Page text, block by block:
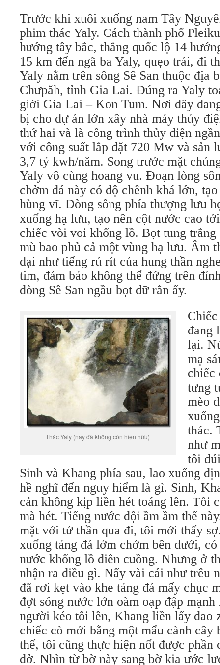
Trước khi xuôi xuống nam Tây
phim thác Yaly. Cách thành phố
hướng tây bắc, thẳng quốc lộ 14
15 km đến ngã ba Yaly, quẹo trái, đi
Yaly nằm trên sông Sê San thuộc địa
Chưpăh, tỉnh Gia Lai. Đúng ra Yaly
giới Gia Lai – Kon Tum. Nơi đây
bị cho dự án lớn xây nhà máy thủy
thứ hai và là công trình thủy điện
với công suất lắp đặt 720 Mw và sản
3,7 tỷ kwh/năm. Song trước mặt
Yaly vô cùng hoang vu. Đoạn lòng
chởm đá này có độ chênh khá lớn,
hùng vĩ. Dòng sông phía thượng lưu
xuống hạ lưu, tạo nên cột nước cao
chiếc vòi voi khổng lồ. Bọt tung trắng
mù bao phủ cả một vùng hạ lưu. Âm
dại như tiếng rú rít của hung thần
tim, đảm bảo không thể đứng trên
dòng Sê San ngầu bọt dữ rằn ấy.
Thác Yaly (nay đã không còn hiện hữu)
đang
lại.
mạ
chiếc
tưng
mèo
thác.
như
tôi
Sinh và Khang phía sau, lao xuống
hề nghĩ đến nguy hiểm là gì. Sinh,
cản không kịp liền hét toáng lên. Tôi
mà hét. Tiếng nước dội ầm ầm thế
mặt với tử thần qua đi, tôi mới thấy
xuống tảng đá lởm chởm bên dưới,
nước khổng lồ điên cuồng. Nhưng ở
nhận ra điều gì. Nẩy vài cái như trêu
đã rơi kẹt vào khe tảng đá mấy chục
đợt sóng nước lớn oàm oạp đập
người kéo tôi lên, Khang liền lấy dao
chiếc cò mới bằng một mẩu cành cây
thế, tôi cũng thực hiện nốt được phần
dở. Nhìn từ bờ này sang bờ kia ước